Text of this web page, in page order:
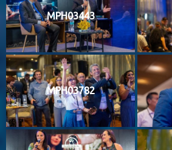
MPH03443
MPH03782